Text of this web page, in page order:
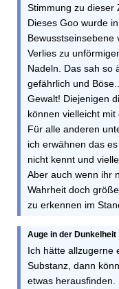
Stimmung zu dieser
Dieses Goo wurde
Bewusstseinsebene
Verlies zu
Nadeln. Das sah so
gefährlich und
Gewalt! Diejenigen
können vielleicht mit
Für alle anderen
ich erwähnen das
nicht kennt und
Aber auch wenn ihr
Wahrheit doch
zu erkennen im
Auge in der Dunkelheit
Ich hätte allzugerne
Substanz, dann
etwas herausfinden.